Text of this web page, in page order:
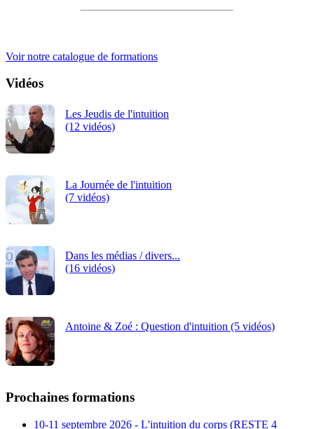
Voir notre catalogue de formations
Vidéos
Les Jeudis de l'intuition
(12 vidéos)
La Journée de l'intuition
(7 vidéos)
Dans les médias / divers...
(16 vidéos)
Antoine & Zoé : Question d'intuition (5 vidéos)
Prochaines formations
10-11 septembre 2026 - L'intuition du corps (RESTE 4